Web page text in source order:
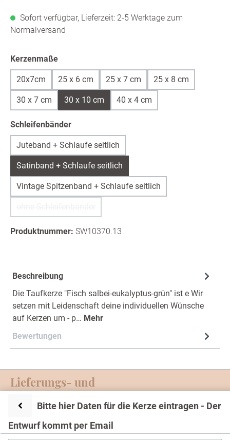
Sofort verfügbar, Lieferzeit: 2-5 Werktage zum
Normalversand
Kerzenmaßeauswählen
20x7cm 25 x 6 cm 25 x 7 cm 25 x 8 cm
30 x 7 cm 30 x 10 cm 40 x 4 cm
Schleifenbänderauswählen
Juteband + Schlaufe seitlich
Satinband + Schlaufe seitlich
Vintage Spitzenband + Schlaufe seitlich
Bitte hier Daten für die Kerze eintragen - Der
Entwurf kommt per Email
Text
Produktnummer: SW10370.13
Beschreibung
Die Taufkerze "Fisch salbei-eukalyptus-grün" ist e Wir
setzen mit Leidenschaft deine individuellen Wünsche
auf Kerzen um - p… Mehr
Bewertungen
Service-Hotline
Lieferungs- und
Zahlungsmöglichkeiten